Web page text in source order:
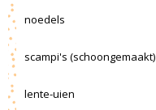
noedels
scampi's (schoongemaakt)
lente-uien